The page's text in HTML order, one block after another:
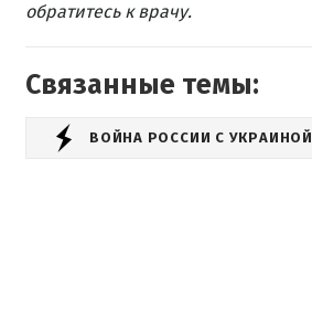
обратитесь к врачу.
Связанные темы:
ВОЙНА РОССИИ С УКРАИНОЙ